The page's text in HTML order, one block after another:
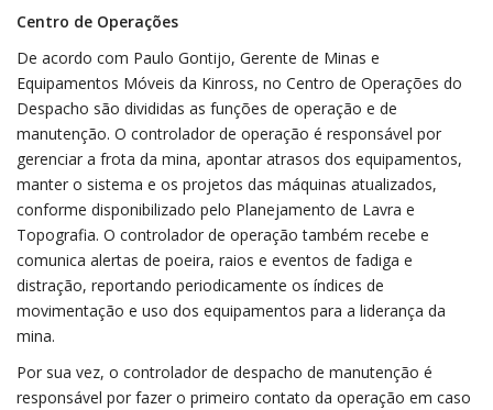
Centro de Operações
De acordo com Paulo Gontijo, Gerente de Minas e
Equipamentos Móveis da Kinross, no Centro de Operações do
Despacho são divididas as funções de operação e de
manutenção. O controlador de operação é responsável por
gerenciar a frota da mina, apontar atrasos dos equipamentos,
manter o sistema e os projetos das máquinas atualizados,
conforme disponibilizado pelo Planejamento de Lavra e
Topografia. O controlador de operação também recebe e
comunica alertas de poeira, raios e eventos de fadiga e
distração, reportando periodicamente os índices de
movimentação e uso dos equipamentos para a liderança da
mina.
Por sua vez, o controlador de despacho de manutenção é
responsável por fazer o primeiro contato da operação em caso